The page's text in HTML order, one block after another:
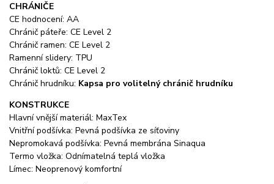
CHRÁNIČE
CE hodnocení: AA
Chránič páteře: CE Level 2
Chránič ramen: CE Level 2
Ramenní slidery: TPU
Chránič loktů: CE Level 2
Chránič hrudníku: Kapsa pro volitelný chránič hrudníku
KONSTRUKCE
Hlavní vnější materiál: MaxTex
Vnitřní podšívka: Pevná podšívka ze síťoviny
Nepromokavá podšívka: Pevná membrána Sinaqua
Termo vložka: Odnímatelná teplá vložka
Límec: Neoprenový komfortní